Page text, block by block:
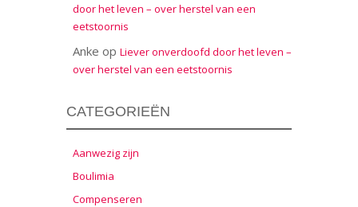
door het leven – over herstel van een
eetstoornis
Anke op Liever onverdoofd door het leven –
over herstel van een eetstoornis
CATEGORIEËN
Aanwezig zijn
Boulimia
Compenseren